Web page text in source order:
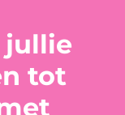
jullie
tot